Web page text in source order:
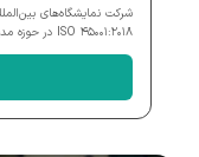
شرکت نمایشگاه‌های
ISO ۴۵۰۰۱:۲۰۱۸ در حوزه مدیریت...